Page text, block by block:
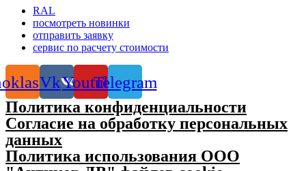
RAL
посмотреть новинки
отправить заявку
сервис по расчету стоимости
VkYoutubeTelegram
Политика конфиденциальности
Согласие на обработку персональных
данных
Политика использования ООО